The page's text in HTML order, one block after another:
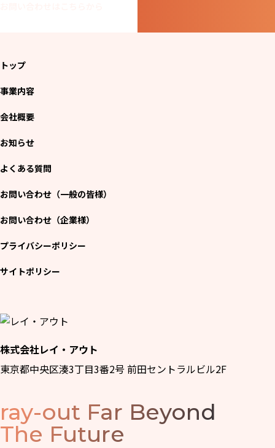
株式会社レイ・アウト
東京都中央区湊3丁目3番2号 前田セントラルビル2F
トップ
事業内容
会社概要
お知らせ
よくある質問
お問い合わせ（一般の皆様）
お問い合わせ（企業様）
プライバシーポリシー
サイトポリシー
ray-out Far Beyond
The Future